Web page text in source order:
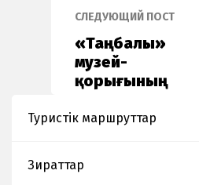
Жомарт
Кемелұлы
Тоқаевтың
Қазақстан
халқына
Жолдауы
СЛЕДУЮЩИЙ ПОСТ
«Таңбалы»
музей-
қорығының
қызметкерлері
аумағы
Туристік маршруттар
Зираттар